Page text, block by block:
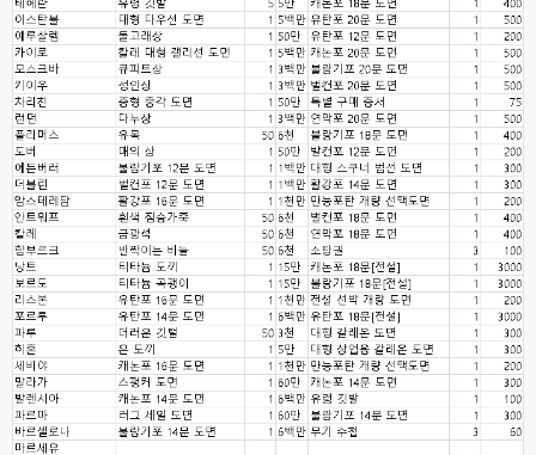
esils 00:11
그러다가 xe1 8버전으로 만들다가
esils 00:11
문뜩 라이믹스가있는데 내가왜 뻘짓중이지 하면서 집어치운 ..;
고게임77 00:12
예전에 xe다운 홈페이지에 php8 버전 공유 하신분은 아니시죠 ㅎㅎㅎ?
고게임77 00:12
8버전 공유하시는 분이 계셨는데
esils 00:12
전 아녀요
고게임77 00:13
솔찍히 아직도 라이믹스보다 xe가 정이 더가긴합니다 ㅠ
esils 00:13
솔직히 적응이 xe1이다보니깐 라이믹스는 비슷하면서 틀리니 적응이 안되요